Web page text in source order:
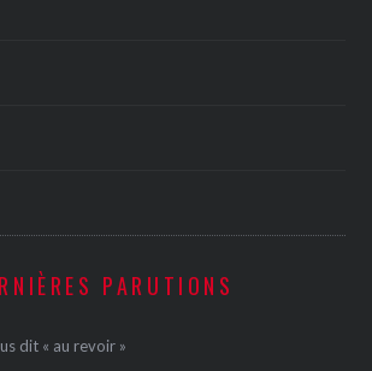
PARUTIONS
dit « au revoir »